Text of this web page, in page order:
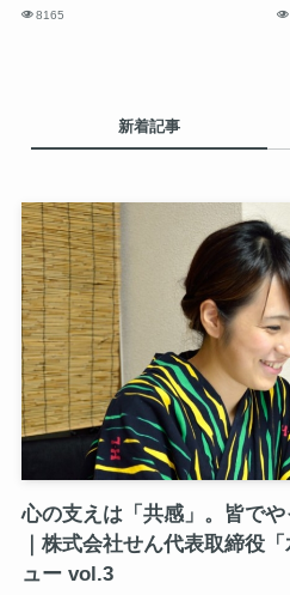
8165
新着記事
心の支えは「共感」。皆で
｜株式会社せん代表取締役
ュー vol.3